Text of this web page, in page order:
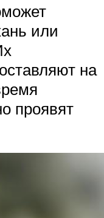
или
на
проявят